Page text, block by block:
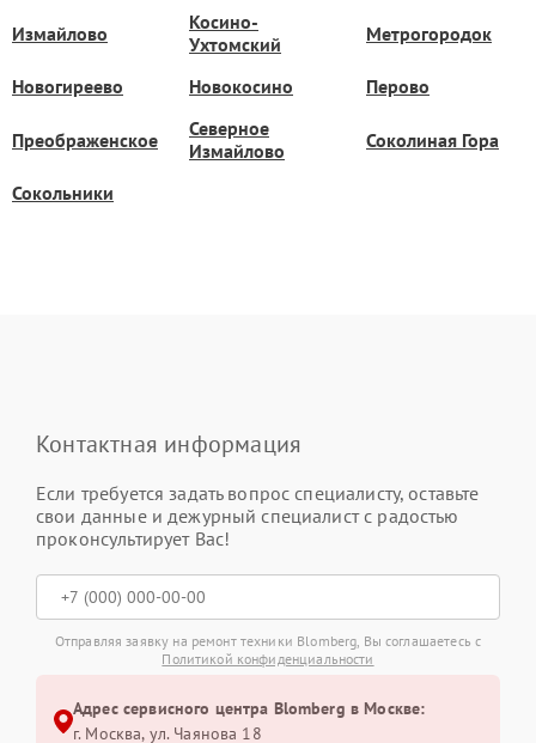
Измайлово
Косино-
Ухтомский
Метрогородок
Новогиреево Новокосино Перово
Преображенское
Северное
Измайлово
Соколиная Гора
Сокольники
Контактная информация
Если требуется задать вопрос специалисту, оставьте
свои данные и дежурный специалист с радостью
проконсультирует Вас!
Отправляя заявку на ремонт техники Blomberg, Вы соглашаетесь с
Политикой конфиденциальности
Адрес сервисного центра Blomberg в Москве:
г. Москва, ул. Чаянова 18